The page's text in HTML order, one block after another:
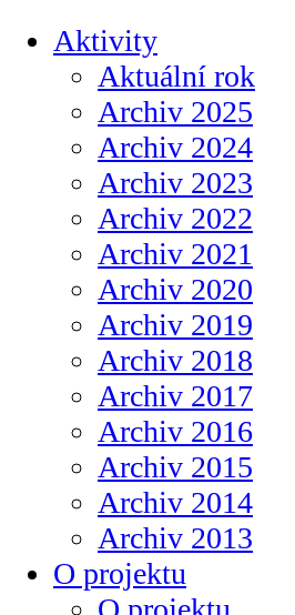
Aktivity
Aktuální rok
Archiv 2025
Archiv 2024
Archiv 2023
Archiv 2022
Archiv 2021
Archiv 2020
Archiv 2019
Archiv 2018
Archiv 2017
Archiv 2016
Archiv 2015
Archiv 2014
Archiv 2013
O projektu